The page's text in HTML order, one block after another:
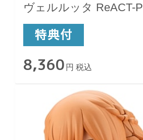
ヴェルルッタ ReACT-P
8,360 円 税込